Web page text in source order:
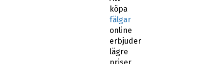
köpa
fälgar
online
erbjuder
lägre
priser,